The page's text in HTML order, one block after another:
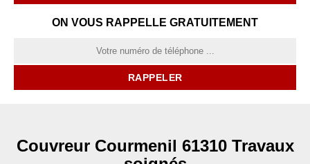
ON VOUS RAPPELLE GRATUITEMENT
Couvreur Courmenil 61310 Travaux